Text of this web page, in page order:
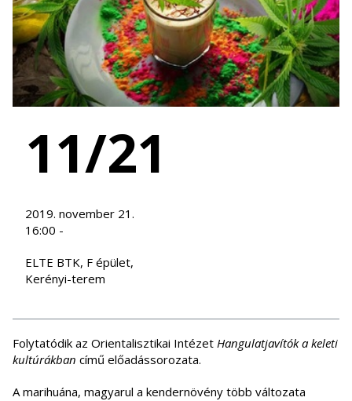
11/21
2019. november 21.
16:00 -
ELTE BTK, F épület,
Kerényi-terem
Folytatódik az Orientalisztikai Intézet Hangulatjavítók a keleti
kultúrákban című előadássorozata.
A marihuána, magyarul a kendernövény több változata